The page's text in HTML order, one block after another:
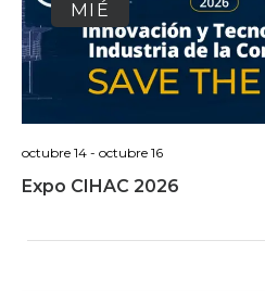
MIÉ
Expo CIHAC 2026
octubre 14 - octubre 16